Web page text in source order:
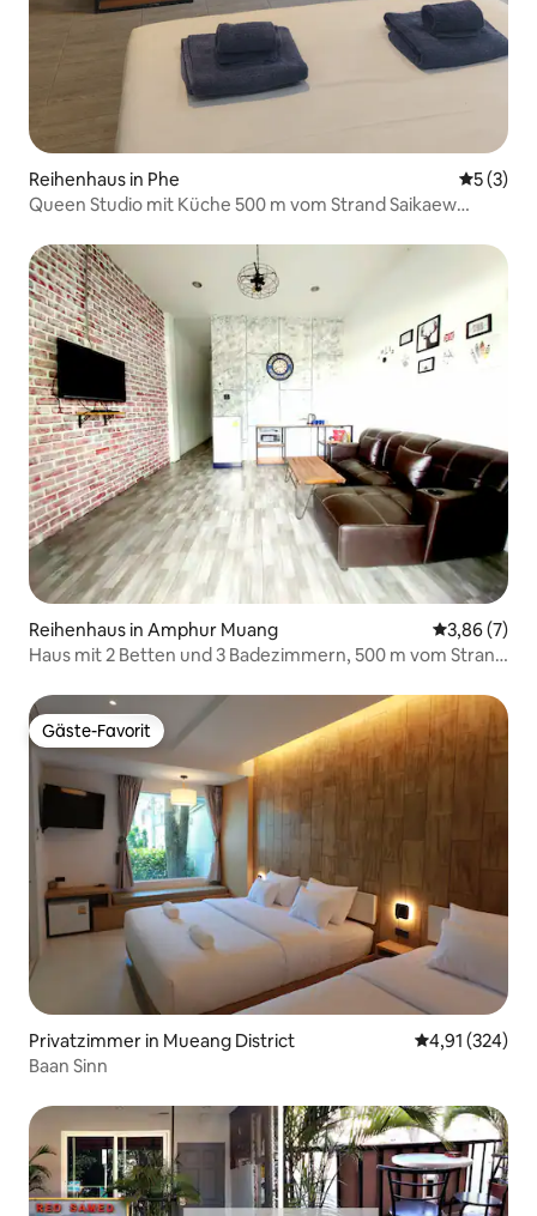
Reihenhaus in Phe
5 (3)
Queen Studio mit Küche 500 m vom Strand Saikaew
Reihenhaus in Amphur Muang
3,86 (7)
Haus mit 2 Betten und 3 Badezimmern, 500 m vom Strand
Gäste-Favorit
Gäste-Favorit
Privatzimmer in Mueang District
4,91 (324)
Baan Sinn